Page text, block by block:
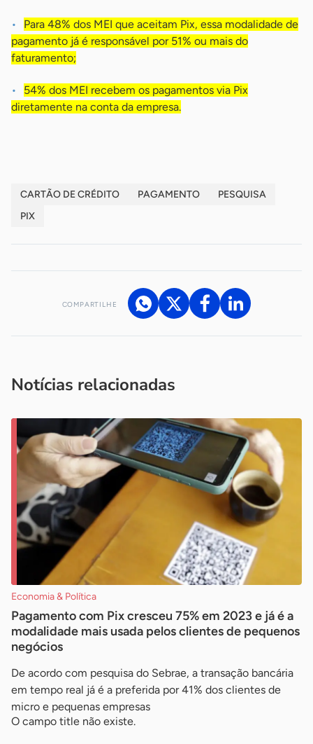
Para 48% dos MEI que aceitam Pix, essa modalidade de
pagamento já é responsável por 51% ou mais do
faturamento;
54% dos MEI recebem os pagamentos via Pix
diretamente na conta da empresa.
CARTÃO DE CRÉDITO PAGAMENTO
PESQUISA
PIX
COMPARTILHE
Notícias relacionadas
Economia & Política
Pagamento com Pix cresceu 75% em 2023 e já é a
modalidade mais usada pelos clientes de pequenos
negócios
De acordo com pesquisa do Sebrae, a transação bancária
em tempo real já é a preferida por 41% dos clientes de
micro e pequenas empresas
O campo title não existe.